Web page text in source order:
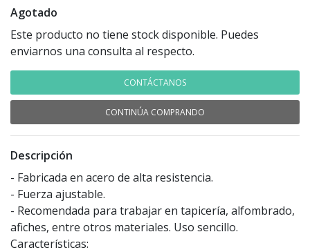
Agotado
Este producto no tiene stock disponible. Puedes
enviarnos una consulta al respecto.
CONTÁCTANOS
CONTINÚA COMPRANDO
Descripción
- Fabricada en acero de alta resistencia.
- Fuerza ajustable.
- Recomendada para trabajar en tapicería, alfombrado,
afiches, entre otros materiales. Uso sencillo.
Características: